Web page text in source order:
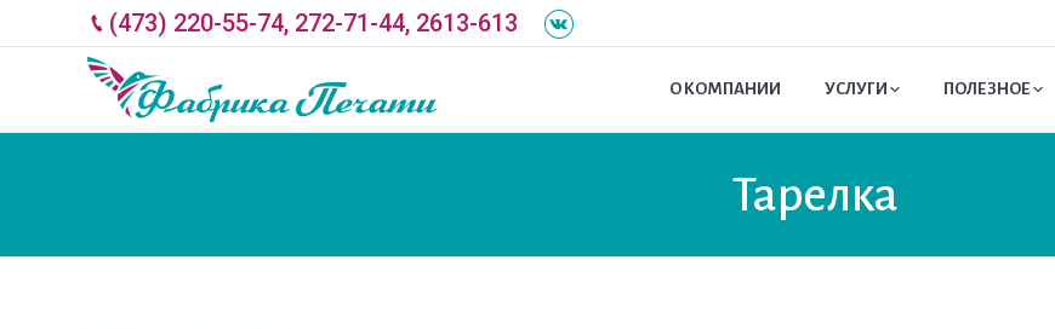
(473) 220-55-74, 272-71-44, 2613-613
О КОМПАНИИ УСЛУГИ ПОЛЕЗНОЕ
Тарелка